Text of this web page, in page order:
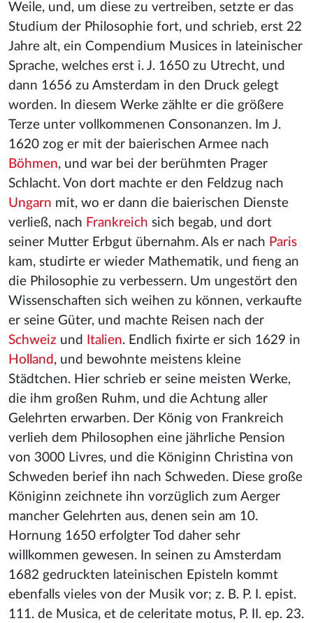
Weile, und, um diese zu vertreiben, setzte er das
Studium der Philosophie fort, und schrieb, erst 22
Jahre alt, ein Compendium Musices in lateinischer
Sprache, welches erst i. J. 1650 zu Utrecht, und
dann 1656 zu Amsterdam in den Druck gelegt
worden. In diesem Werke zählte er die größere
Terze unter vollkommenen Consonanzen. Im J.
1620 zog er mit der baierischen Armee nach
Böhmen, und war bei der berühmten Prager
Schlacht. Von dort machte er den Feldzug nach
Ungarn mit, wo er dann die baierischen Dienste
verließ, nach Frankreich sich begab, und dort
seiner Mutter Erbgut übernahm. Als er nach Paris
kam, studirte er wieder Mathematik, und fieng an
die Philosophie zu verbessern. Um ungestört den
Wissenschaften sich weihen zu können, verkaufte
er seine Güter, und machte Reisen nach der
Schweiz und Italien. Endlich fixirte er sich 1629 in
Holland , und bewohnte meistens kleine
Städtchen. Hier schrieb er seine meisten Werke,
die ihm großen Ruhm, und die Achtung aller
Gelehrten erwarben. Der König von Frankreich
verlieh dem Philosophen eine jährliche Pension
von 3000 Livres, und die Königinn Christina von
Schweden berief ihn nach Schweden. Diese große
Königinn zeichnete ihn vorzüglich zum Aerger
mancher Gelehrten aus, denen sein am 10.
Hornung 1650 erfolgter Tod daher sehr
willkommen gewesen. In seinen zu Amsterdam
1682 gedruckten lateinischen Episteln kommt
ebenfalls vieles von der Musik vor; z. B. P. I. epist.
111. de Musica, et de celeritate motus, P. II. ep. 23.